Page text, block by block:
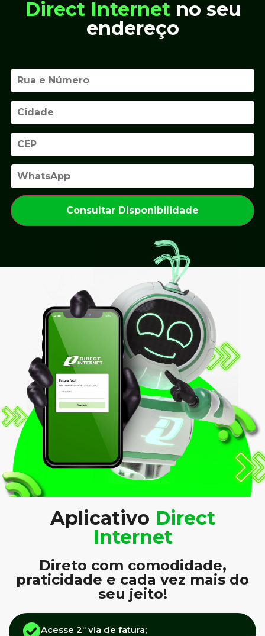
Direct Internetno seu
endereço
Consultar Disponibilidade
Aplicativo Direct
Internet
Direto com comodidade,
praticidade e cada vez mais do
seu jeito!
Acesse 2ª via de fatura;